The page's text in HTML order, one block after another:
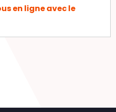
en ligne avec le